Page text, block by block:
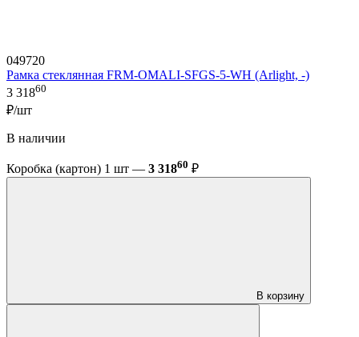
049720
Рамка стеклянная FRM-OMALI-SFGS-5-WH (Arlight, -)
3 31860
₽/шт
В наличии
Коробка (картон) 1 шт — 3 31860 ₽
В корзину